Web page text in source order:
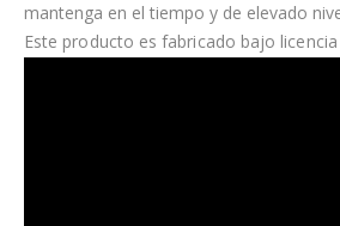
mantenga en el tiempo y de elevado
Este producto es fabricado bajo